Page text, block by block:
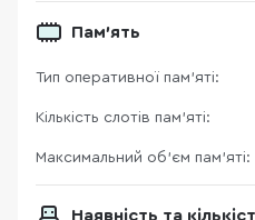
Пам'ять
Тип оперативної пам’яті:
Кількість слотів пам'яті:
Максимальний об’єм пам’яті:
Наявність та